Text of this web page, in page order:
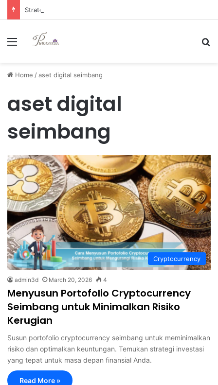
Menu
Home /aset digital seimbang
aset digital
seimbang
Cryptocurrency
admin3d March 20, 2026 4
Menyusun Portofolio Cryptocurrency
Seimbang untuk Minimalkan Risiko
Kerugian
Susun portofolio cryptocurrency seimbang untuk meminimalkan
risiko dan optimalkan keuntungan. Temukan strategi investasi
yang tepat untuk masa depan finansial Anda.
Read More »